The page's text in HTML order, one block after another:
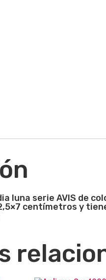
luna serie AVIS de
centímetros y